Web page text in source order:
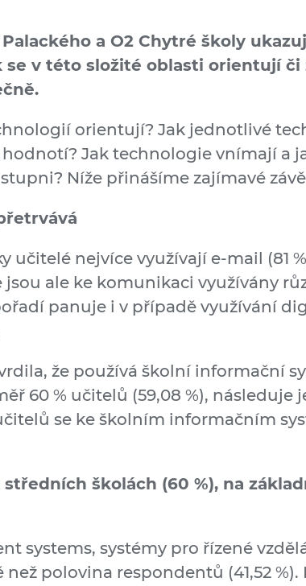
a O2 Chytré školy
v této složité oblasti orientují
orientují? Jak jednotlivé
Jak technologie vnímají a
Níže přinášíme zajímavé
učitelé nejvíce využívají e-mail (81
jsou ale ke komunikaci využívány
panuje i v případě využívání
že používá školní informační
60 % učitelů (59,08 %), následuje
učitelů se ke školním informačním
středních školách (60 %), na
systems, systémy pro řízené
polovina respondentů (41,52